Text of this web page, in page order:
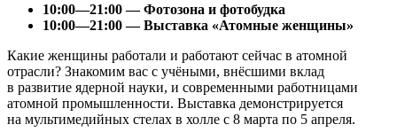
10:00—21:00 — Фотозона и фотобудка
10:00—21:00 — Выставка «Атомные женщины»
Какие женщины работали и работают сейчас в атомной
отрасли? Знакомим вас с учёными, внёсшими вклад
в развитие ядерной науки, и современными работницами
атомной промышленности. Выставка демонстрируется
на мультимедийных стелах в холле с 8 марта по 5 апреля.